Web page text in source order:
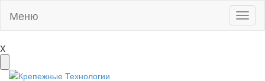
Меню
X